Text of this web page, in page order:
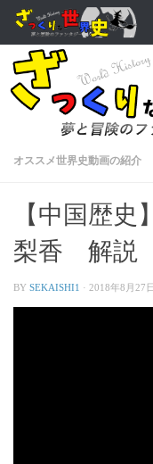
オススメ世界史動画の紹介
【中国歴
梨香 解
BY SEKAISHI1 · 2018年8月27日